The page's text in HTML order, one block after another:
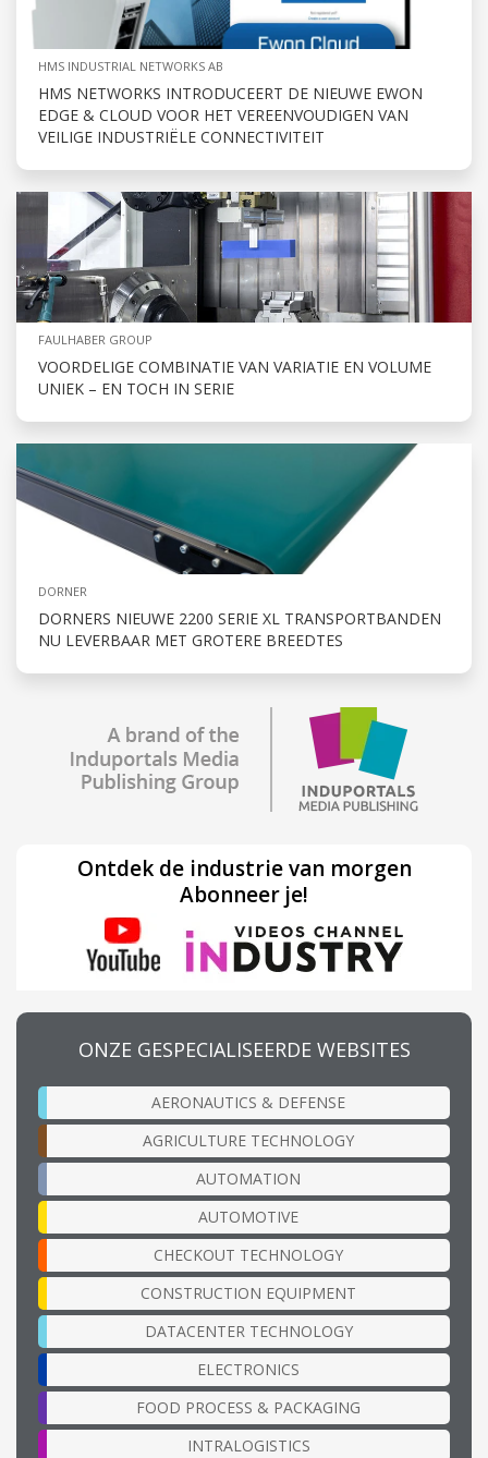
HMS INDUSTRIAL NETWORKS AB
HMS NETWORKS INTRODUCEERT DE NIEUWE EWON
EDGE & CLOUD VOOR HET VEREENVOUDIGEN VAN
VEILIGE INDUSTRIËLE CONNECTIVITEIT
FAULHABER GROUP
VOORDELIGE COMBINATIE VAN VARIATIE EN VOLUME
UNIEK – EN TOCH IN SERIE
DORNER
DORNERS NIEUWE 2200 SERIE XL TRANSPORTBANDEN
NU LEVERBAAR MET GROTERE BREEDTES
Ontdek de industrie van morgen
Abonneer je!
ONZE GESPECIALISEERDE WEBSITES
AERONAUTICS & DEFENSE
AGRICULTURE TECHNOLOGY
AUTOMATION
AUTOMOTIVE
CHECKOUT TECHNOLOGY
CONSTRUCTION EQUIPMENT
DATACENTER TECHNOLOGY
ELECTRONICS
FOOD PROCESS & PACKAGING
INTRALOGISTICS